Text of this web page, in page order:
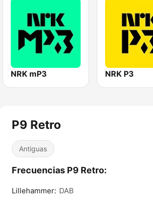
NRK mP3 NRK P3
P9 Retro
Antiguas
Frecuencias P9 Retro:
Lillehammer: DAB